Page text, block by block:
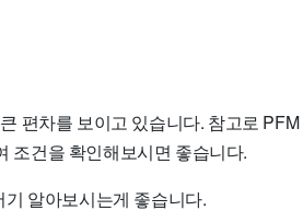
편차를 보이고 있습니다. 참고로 PFM
조건을 확인해보시면 좋습니다.
알아보시는게 좋습니다.